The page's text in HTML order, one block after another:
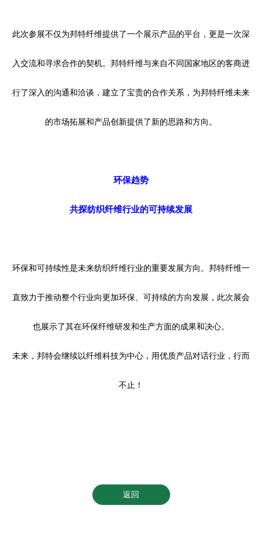
此次参展不仅为邦特纤维提供了一个展示产品的平台，更是一次深
入交流和寻求合作的契机。邦特纤维与来自不同 国家地区的客商进
行了深入的沟通和洽谈，建立了宝贵的合作关系 ， 为邦特纤维未来
的市场拓展和产品创新提供了新的思路和方向 。
环保趋势
共探纺织纤维行业的可持续发展
环保和可持续性是未来纺织纤维行业的重要发展方向。邦特纤维一
直致力于推动整个行业向更加环保、可持续的方向发展，此次展会
也展示了其在环保纤维研发和生产方面的成果和决心。
未来， 邦特会继续以纤维科技为中心，用优质产品对话行业， 行而
不止！
返回